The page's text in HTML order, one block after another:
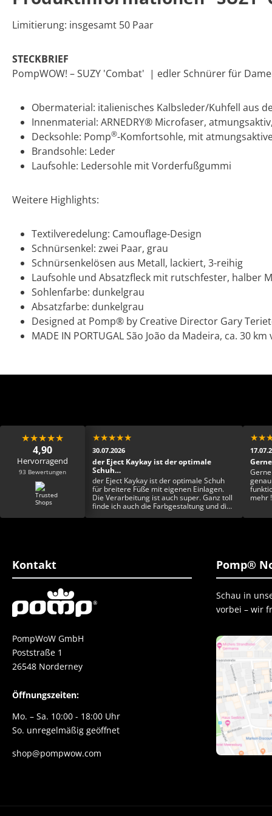
Limitierung: insgesamt 50 Paar
STECKBRIEF
PompWOW! – SUZY 'Combat' | edler Schnürer für
Obermaterial: italienisches Kalbsleder/Kuhfell aus
Innenmaterial: ARNEDRY® Microfaser,
Decksohle: Pomp®-Komfortsohle, mit
Brandsohle: Leder
Laufsohle: Ledersohle mit Vorderfußgummi
Weitere Highlights:
Textilveredelung: Camouflage-Design
Schnürsenkel: zwei Paar, grau
Schnürsenkelösen aus Metall, lackiert, 3-reihig
Laufsohle und Absatzfleck mit rutschfester, halber
Sohlenfarbe: dunkelgrau
Absatzfarbe: dunkelgrau
Designed at Pomp® by Creative Director Gary
MADE IN PORTUGAL São João da Madeira, ca. 30
★★★★★
4,90
Hervorragend
93 Bewertungen
🙏🏾
🙏🏾
★★★★★
30.07.2026
der Eject Kaykay ist der optimale
Schuh…
der Eject Kaykay ist der optimale Schuh
für breitere Füße mit eigenen Einlagen.
Die Verarbeitung ist auch super. Ganz toll
finde ich auch die Farbgestaltung und die
★★
mehr
Kontakt
PompWoW GmbH
Poststraße 1
26548 Norderney
Öffnungszeiten:
Mo. – Sa. 10:00 - 18:00 Uhr
So. unregelmäßig geöffnet
shop@pompwow.com
Pomp®
Schau in
vorbei – wir